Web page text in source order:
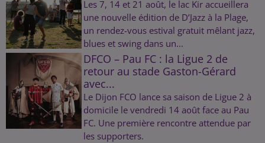
Les 7, 14 et 21 août, le lac Kir accueillera
une nouvelle édition de D’Jazz à la Plage,
un rendez-vous estival gratuit mêlant jazz,
blues et swing dans un...
DFCO – Pau FC : la Ligue 2 de
retour au stade Gaston-Gérard
avec...
Le Dijon FCO lance sa saison de Ligue 2 à
domicile le vendredi 14 août face au Pau
FC. Une première rencontre attendue par
les supporters.